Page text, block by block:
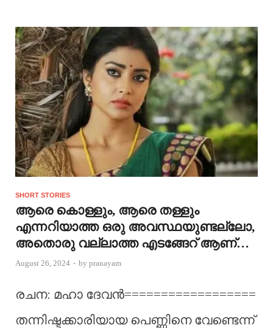
SHORT STORIES
ആരെ കൊള്ളും, ആരെ തള്ളും
എന്നറിയാത്ത ഒരു അവസ്ഥയുണ്ടല്ലോ,
അതൊരു വല്ലാത്ത എടങ്ങേറ് ആണ്…
August 26, 2024 - by pranayam
രചന: മഹാ ദേവന്‍==================
തന്നിഷ്ടക്കാരിയായ പെണ്ണിനെ വേണ്ടെന്ന്